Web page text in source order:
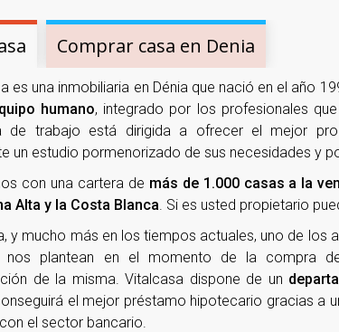
Comprar casa en Denia
es una inmobiliaria en Dénia que nació en el año
humano, integrado por los profesionales
de trabajo está dirigida a ofrecer el mejor
un estudio pormenorizado de sus necesidades y
con una cartera de más de 1.000 casas a la
Alta y la Costa Blanca. Si es usted propietario
y mucho más en los tiempos actuales, uno de los
nos plantean en el momento de la compra
de la misma. Vitalcasa dispone de un
el mejor préstamo hipotecario gracias a
el sector bancario.